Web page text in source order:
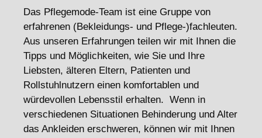
Das Pflegemode-Team ist eine Gruppe von
erfahrenen (Bekleidungs- und Pflege-)fachleuten.
Aus unseren Erfahrungen teilen wir mit Ihnen die
Tipps und Möglichkeiten, wie Sie und Ihre
Liebsten, älteren Eltern, Patienten und
Rollstuhlnutzern einen komfortablen und
würdevollen Lebensstil erhalten. Wenn in
verschiedenen Situationen Behinderung und Alter
das Ankleiden erschweren, können wir mit Ihnen